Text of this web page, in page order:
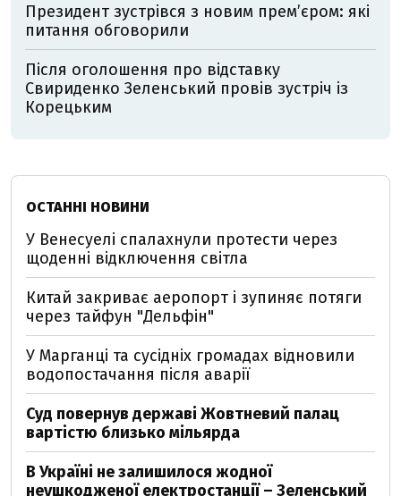
Президент зустрівся з новим прем’єром: які
питання обговорили
Після оголошення про відставку
Свириденко Зеленський провів зустріч із
Корецьким
ОСТАННІ НОВИНИ
У Венесуелі спалахнули протести через
щоденні відключення світла
Китай закриває аеропорт і зупиняє потяги
через тайфун "Дельфін"
У Марганці та сусідніх громадах відновили
водопостачання після аварії
Суд повернув державі Жовтневий палац
вартістю близько мільярда
В Україні не залишилося жодної
неушкодженої електростанції – Зеленський